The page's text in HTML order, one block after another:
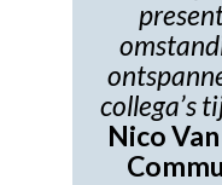
collega’s
Nico